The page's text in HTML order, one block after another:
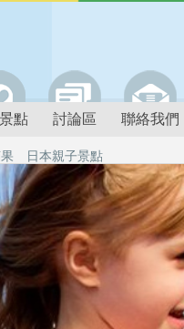
點 討論區 聯絡我們
日本親子景點